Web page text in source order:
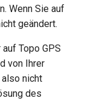
Wenn Sie auf
geändert.
Topo GPS
von Ihrer
nicht
des